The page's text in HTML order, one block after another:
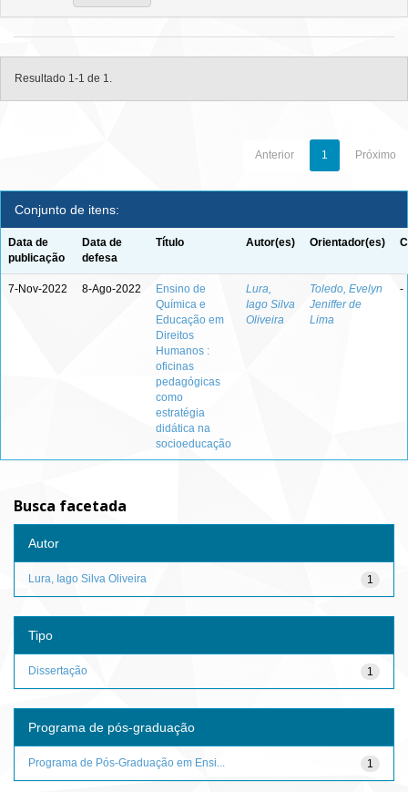
Resultado 1-1 de 1.
Anterior 1 Próximo
Conjunto de itens:
Data de
publicação
Data de
defesa
Título Autor(es) Orientador(es)
7-Nov-2022 8-Ago-2022
Ensino de
Química e
Educação em
Direitos
Humanos :
oficinas
pedagógicas
como
estratégia
didática na
socioeducação
Lura,
Iago Silva
Oliveira
Toledo, Evelyn
Jeniffer de
Lima
-
Busca facetada
Autor
1
Lura, Iago Silva Oliveira
Tipo
1
Dissertação
Programa de pós-graduação
1
Programa de Pós-Graduação em Ensi...